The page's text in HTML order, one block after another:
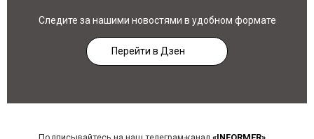
Следите за нашими новостями в удобном формате
Перейти в Дзен